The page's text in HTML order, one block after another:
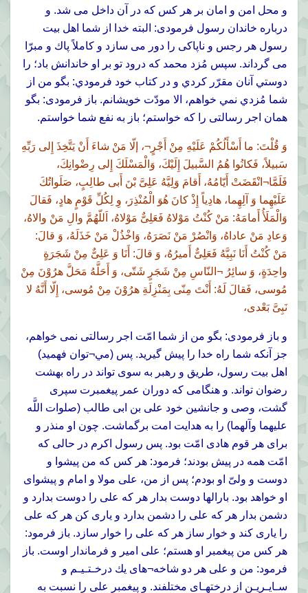
و محل امن و امان بر هر كس كه در آن داخل مى شد. و
درباره خاندان رسول فرمودى: البته خدا از شما اهل بيت
رسول هر رجس و ناپاكى را دور مى سازد و كاملاً پاك و مبرّا
مى گرداند. سپس مُزد محمد که درود تو بر او خاندانش باد؛ را
دوستي آنان مقرّر کردي و در کتاب خود فرمودي: بگو من از
شما مُزدي نمي خواهم، الا مودّت خويشانم. باز فرمودى: بگو
همان اجر رسالتى را كه خواستم؛ باز به نفع شما خواستم.
وَ قُلْتَ: ما أَسْأَلُكُمْ عَلَيْهِ مِنْ أَجْرٍ¬، إلّا مَنْ شاءَ أَنْ يَتَّخِذَ إِلى رَبِّهِ
سَبيلاً، فَكانُوا هُمُ السَّبيلَ إِلَيْكَ، وَالْمَسْلَكَ إِلى رِضْوانِكَ،
فَلَمَّا¬انْقَضَتْ أَيّامُهُ، أَقامَ وَلِيَّهُ عَلِىَّ بْنَ أَبى طالِبٍ، صَلَواتُكَ
عَلَيْهِما وَ آلِهِما، هادِياً إِذْ كانَ هُوَ الْمُنْذِرَ، وِ لِكُلِّ قَوْمٍ هادٍ، فَقالَ
وَالْمَلَأُ أَمامَهُ: مَنْ كُنْتُ مَوْلاهُ فَعَلِىٌّ مَوْلاهُ، اَللّهُمَّ والِ مَنْ والاهُ،
وَعادِ مَنْ عاداهُ، وَانْصُرْ مَنْ نَصَرَهُ، وَاخْذُلْ مَنْ خَذَلَهُ، وَ قالَ:
مَنْ كُنْتُ أَنَا نَبِيَّهُ فَعَلِىٌّ أَميرُهُ، وَ قالَ: أَنَا وَ عَلِىٌّ مِنْ شَجَرَةٍ
واحِدَةٍ، وَ سائِرُ ¬النّاسِ مِنْ شَجَرٍ شَتّى، وَ أَحَلَّهُ مَحَلَّ هرُوْنَ مِنْ
مُوسى، فَقالَ لَهُ: أَنْتَ مِنّى بِمَنْزِلَةِ هرُوْنَ مِنْ مُوسى، إِلّا أَنَّهُ لا
نَبِىَّ بَعْدى،
و باز فرمودى: بگو من از شما امّت اجر رسالتى نمى خواهم،
جز آنكه شما راه خدا را پيش گيريد. پس (مي¬توان فهميد)
اهل بيت رسول، طريق و رهبر به سوى تواند در راه بهشت
رضوان تواند. و هنگامى كه دوران عمر پيغمبرت سپرى
گشت، وصى و جانشين خود على بن ابى طالب (صلوات اللَّه
عليهما وآلهما) را به هدايت امت برگماشت. چون او منذر و
براى هر قوم هادى امّت بود. پس رسول اكرم در حالى كه
امّت همه در پيش بودند؛ فرمود: هر كس كه من پيشوا و
دوست و ولىّ او بودم؛ پس از من، على مولا و امام و پيشواى
او خواهد بود. بارالها دوست بدار هر كه على را دوست بدارد و
دشمن بدار هر كه على را دشمن بدارد و يارى كن هر كه على
را يارى كند و خوار ساز هر كه على را خوار سازد. باز فرمود:
هر كس من پيغمبر او هستم؛ على امير و فرماندار اوست. باز
فرمود: من و على هر دو شاخه¬هاى يك درخـتـيـم و
سـايـريـن از درختهـاى مختلفند. و پيغمبر على را نسبت به